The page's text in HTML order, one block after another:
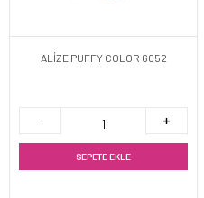
ALİZE PUFFY COLOR 6052
SEPETE EKLE